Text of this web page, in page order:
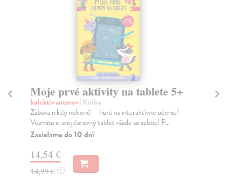
Moje prvé aktivity na tablete 5+
kolektív autorov| Kniha
Zábava nikdy nekončí – hurá na interaktívne učenie!
Vezmite si svoj čarovný tablet všade so sebou! P...
Zasielame do 10 dní
14,54 €
14,99 € ?